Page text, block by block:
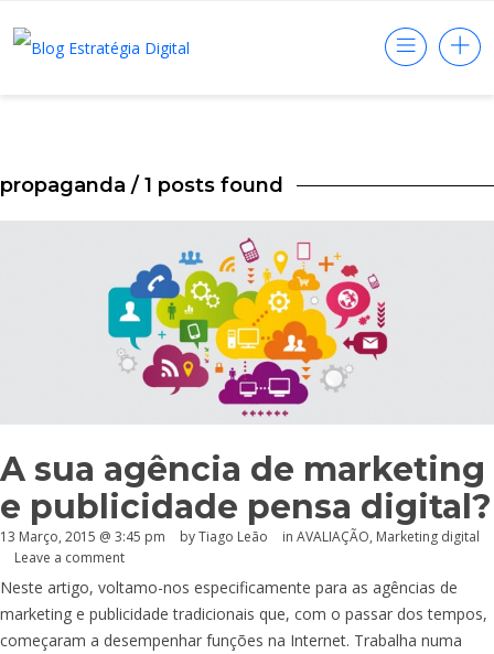
propaganda / 1 posts found
A sua agência de marketing
e publicidade pensa digital?
13 Março, 2015 @ 3:45 pm by Tiago Leão in AVALIAÇÃO, Marketing digital
Leave a comment
Neste artigo, voltamo-nos especificamente para as agências de
marketing e publicidade tradicionais que, com o passar dos tempos,
começaram a desempenhar funções na Internet. Trabalha numa